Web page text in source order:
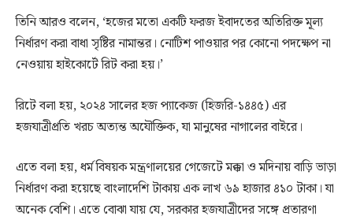
তিনি আরও বলেন, ‘হজের মতো একটি ফরজ ইবাদতের অতিরিক্ত মূল্য
নির্ধারণ করা বাধা সৃষ্টির নামান্তর। নোটিশ পাওয়ার পর কোনো পদক্ষেপ না
নেওয়ায় হাইকোর্টে রিট করা হয়।’
রিটে বলা হয়, ২০২৪ সালের হজ প্যাকেজ (হিজরি-১৪৪৫) এর
হজযাত্রীপ্রতি খরচ অত্যন্ত অযৌক্তিক, যা মানুষের নাগালের বাইরে।
এতে বলা হয়, ধর্ম বিষয়ক মন্ত্রণালয়ের গেজেটে মক্কা ও মদিনায় বাড়ি ভাড়া
নির্ধারণ করা হয়েছে বাংলাদেশি টাকায় এক লাখ ৬৯ হাজার ৪১০ টাকা। যা
অনেক বেশি। এতে বোঝা যায় যে, সরকার হজযাত্রীদের সঙ্গে প্রতারণা